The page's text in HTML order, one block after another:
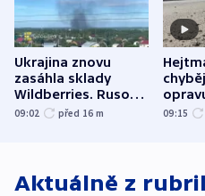
Ukrajina znovu
zasáhla sklady
Wildberries. Rusové
útočili v Charkovské
09:02 před 16 m 09:15
Aktuálně z